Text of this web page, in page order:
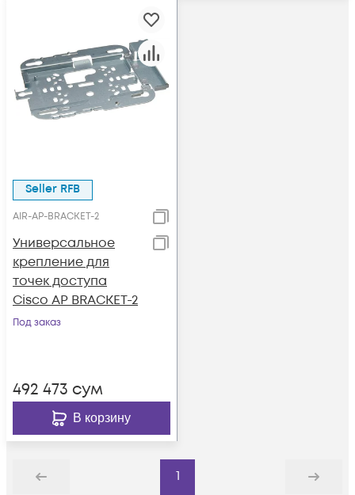
Seller RFB
AIR-AP-BRACKET-2
Универсальное
крепление для
точек доступа
Cisco AP BRACKET-2
Под заказ
492 473 сум
В корзину
Назад
1
Дальше